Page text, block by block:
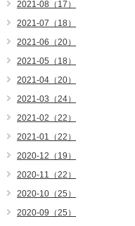
2021-08（17）
2021-07（18）
2021-06（20）
2021-05（18）
2021-04（20）
2021-03（24）
2021-02（22）
2021-01（22）
2020-12（19）
2020-11（22）
2020-10（25）
2020-09（25）